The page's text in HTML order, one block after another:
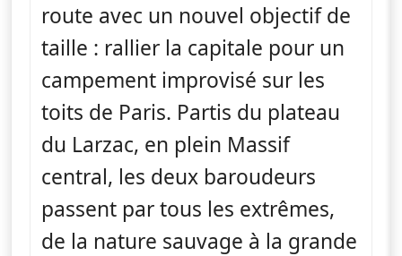
route avec un nouvel objectif de
taille : rallier la capitale pour un
campement improvisé sur les
toits de Paris. Partis du plateau
du Larzac, en plein Massif
central, les deux baroudeurs
passent par tous les extrêmes,
de la nature sauvage à la grande